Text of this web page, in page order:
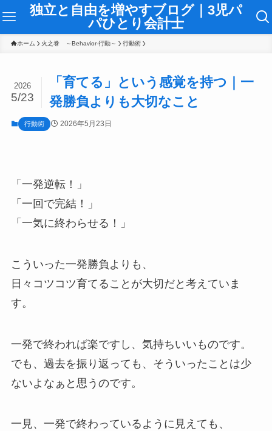
独立と自由を増やすブログ｜3児パ
パひとり会計士
ホーム 火之巻 ～Behavior-行動～ 行動術
「育てる」という感覚を持つ｜一
発勝負よりも大切なこと
2026
5/23
行動術 2026年5月23日
「一発逆転！」
「一回で完結！」
「一気に終わらせる！」
こういった一発勝負よりも、
日々コツコツ育てることが大切だと考えていま
す。
一発で終われば楽ですし、気持ちいいものです。
でも、過去を振り返っても、そういったことは少
ないよなぁと思うのです。
一見、一発で終わっているように見えても、